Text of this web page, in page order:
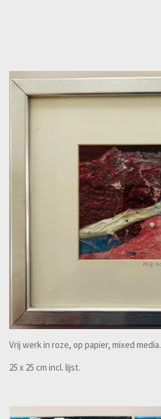
Vrij werk in roze, op papier, mixed media.
25 x 25 cm incl. lijst.